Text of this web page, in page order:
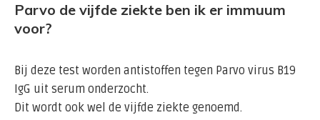
Parvo de vijfde ziekte ben ik er immuum
voor?
Bij deze test worden antistoffen tegen Parvo virus B19
IgG uit serum onderzocht.
Dit wordt ook wel de vijfde ziekte genoemd.